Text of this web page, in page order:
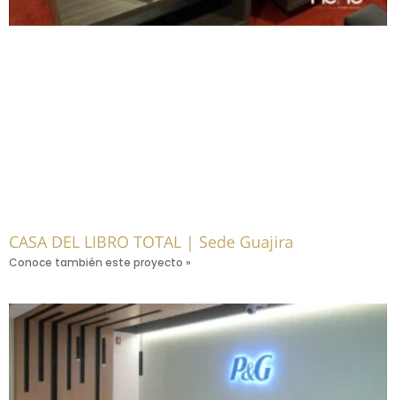
CASA DEL LIBRO TOTAL | Sede Guajira
Conoce también este proyecto »